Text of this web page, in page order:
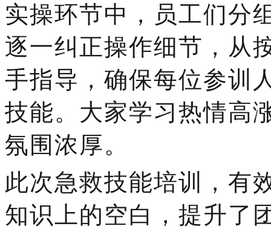
实操环节中，员工们分
逐一纠正操作细节，从
手指导，确保每位参训
技能。大家学习热情高
氛围浓厚。
此次急救技能培训，有
知识上的空白，提升了